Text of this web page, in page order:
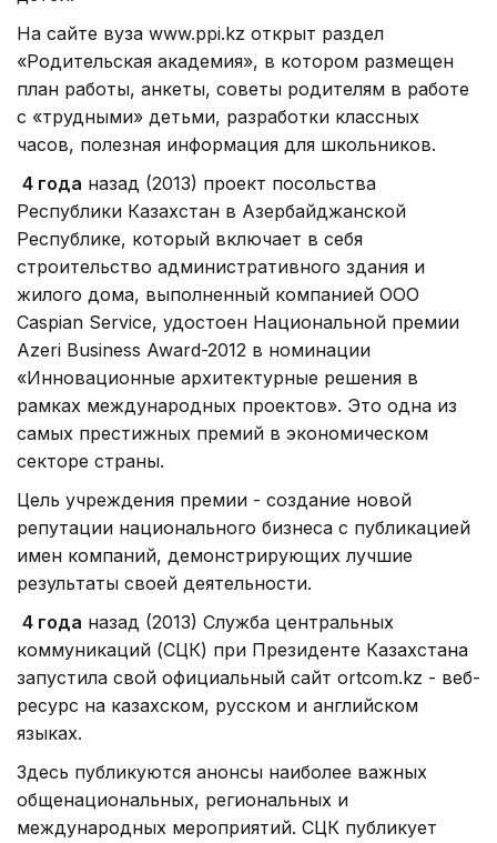
На сайте вуза www.ppi.kz открыт раздел
«Родительская академия», в котором размещен
план работы, анкеты, советы родителям в работе
с «трудными» детьми, разработки классных
часов, полезная информация для школьников.
4 года назад (2013) проект посольства
Республики Казахстан в Азербайджанской
Республике, который включает в себя
строительство административного здания и
жилого дома, выполненный компанией ООО
Caspian Service, удостоен Национальной премии
Azeri Business Award-2012 в номинации
«Инновационные архитектурные решения в
рамках международных проектов». Это одна из
самых престижных премий в экономическом
секторе страны.
Цель учреждения премии - создание новой
репутации национального бизнеса с публикацией
имен компаний, демонстрирующих лучшие
результаты своей деятельности.
4 года назад (2013) Служба центральных
коммуникаций (СЦК) при Президенте Казахстана
запустила свой официальный сайт ortcom.kz - веб-
ресурс на казахском, русском и английском
языках.
Здесь публикуются анонсы наиболее важных
общенациональных, региональных и
международных мероприятий. СЦК публикует